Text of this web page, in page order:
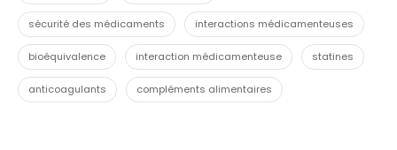
sécurité des médicaments interactions médicamenteuses
bioéquivalence interaction médicamenteuse statines
anticoagulants compléments alimentaires